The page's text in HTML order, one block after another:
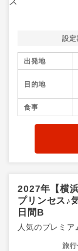
設定
出発地
目的地
食事
2027年【横
プリンセス♪
日間B
人気のプレミア
旅